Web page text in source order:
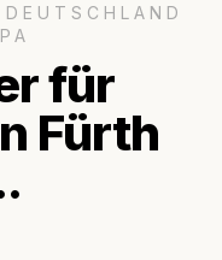
für
Fürth